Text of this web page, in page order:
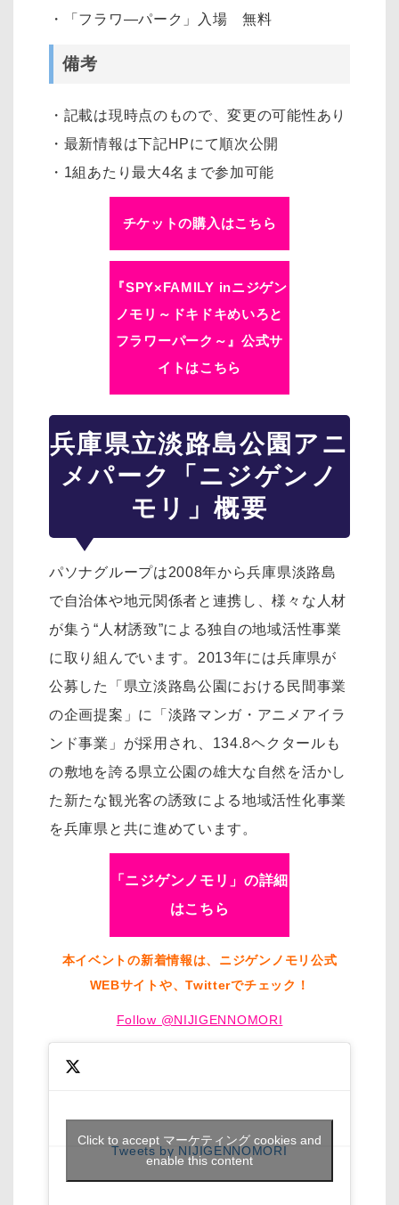
・「フラワ―パーク」入場 無料
備考
・記載は現時点のもので、変更の可能性あり
・最新情報は下記HPにて順次公開
・1組あたり最大4名まで参加可能
チケットの購入はこちら
『SPY×FAMILY inニジゲン
ノモリ～ドキドキめいろと
フラワーパーク～』公式サ
イトはこちら
兵庫県立淡路島公園アニ
メパーク「ニジゲンノ
モリ」概要
パソナグループは2008年から兵庫県淡路島
で自治体や地元関係者と連携し、様々な人材
が集う“人材誘致”による独自の地域活性事業
に取り組んでいます。2013年には兵庫県が
公募した「県立淡路島公園における民間事業
の企画提案」に「淡路マンガ・アニメアイラ
ンド事業」が採用され、134.8ヘクタールも
の敷地を誇る県立公園の雄大な自然を活かし
た新たな観光客の誘致による地域活性化事業
を兵庫県と共に進めています。
「ニジゲンノモリ」の詳細
はこちら
本イベントの新着情報は、ニジゲンノモリ公式
WEBサイトや、Twitterでチェック！
Follow @NIJIGENNOMORI
Tweets by NIJIGENNOMORI
Click to accept マーケティング cookies and
enable this content